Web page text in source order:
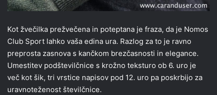
Kot žvečilka prežvečena in poteptana je fraza, da je Nomos
Club Sport lahko vaša edina ura. Razlog za to je ravno
preprosta zasnova s kančkom brezčasnosti in elegance.
Umestitev podštevilčnice s krožno teksturo ob 6. uro je
več kot šik, tri vrstice napisov pod 12. uro pa poskrbijo za
uravnoteženost številčnice.